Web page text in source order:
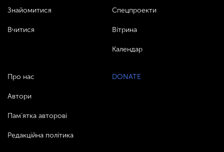
Знайомитися
Вчитися
Спецпроекти
Вітрина
Календар
Про нас
Автори
Пам’ятка авторові
Редакційна політика
DONATE